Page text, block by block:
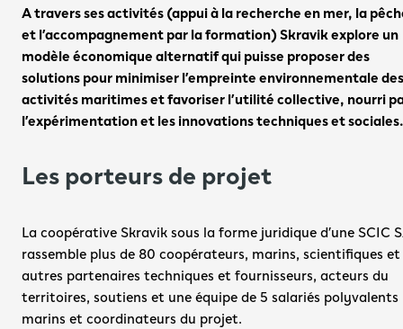
A travers ses activités (appui à la recherche en mer, la
et l’accompagnement par la formation) Skravik explore un
modèle économique alternatif qui puisse proposer des
solutions pour minimiser l’empreinte environnementale des
activités maritimes et favoriser l’utilité collective, nourri
l’expérimentation et les innovations techniques et sociales.
Les porteurs de projet
La coopérative Skravik sous la forme juridique d’une SCIC
rassemble plus de 80 coopérateurs, marins, scientifiques et
autres partenaires techniques et fournisseurs, acteurs du
territoires, soutiens et une équipe de 5 salariés polyvalents
marins et coordinateurs du projet.